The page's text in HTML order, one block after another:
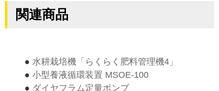
関連商品
● 水耕栽培機「らくらく肥料管理機4」
● 小型養液循環装置 MSOE-100
● ダイヤフラム定量ポンプ